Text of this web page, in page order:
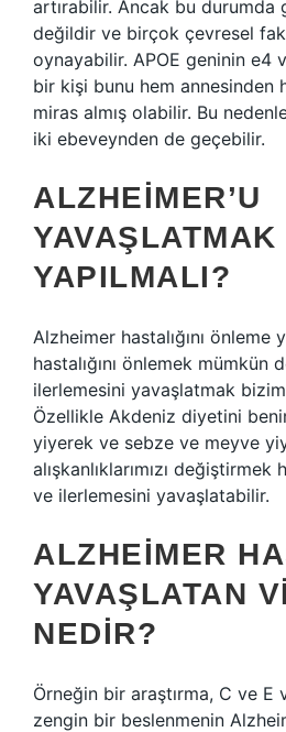
artırabilir. Ancak bu durumda
değildir ve birçok çevresel
oynayabilir. APOE geninin e4
bir kişi bunu hem annesinden
miras almış olabilir. Bu
iki ebeveynden de geçebilir.
ALZHEIMER’U
YAPILMALI?
Alzheimer hastalığını
hastalığını önlemek mümkün
ilerlemesini yavaşlatmak
Özellikle Akdeniz diyetini
yiyerek ve sebze ve meyve
alışkanlıklarımızı değiştirmek
ve ilerlemesini yavaşlatabilir.
ALZHEIMER
YAVAŞLATAN
NEDIR?
Örneğin bir araştırma, C ve E
zengin bir beslenmenin